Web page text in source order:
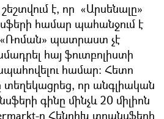
է, որ «Արսենալը»
համար պահանջում է
«Ռոման» պատրաստ չէ
հայ ֆուտբոլիստի
համար: Հետո
տեղեկացրեց, որ անգլիական
գինը մինչև 20 միլիոն
ը Հենրիխ տրանսֆերի